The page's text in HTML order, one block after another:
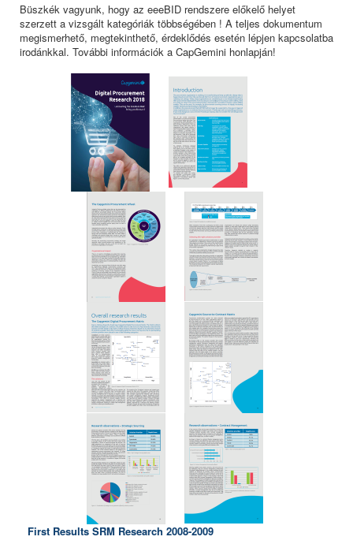
Büszkék vagyunk, hogy az eeeBID rendszere előkelő helyet
szerzett a vizsgált kategóriák többségében ! A teljes dokumentum
megismerhető, megtekinthető, érdeklődés esetén lépjen kapcsolatba
irodánkkal. További információk a CapGemini honlapján!
First Results SRM Research 2008-2009